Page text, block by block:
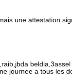
une attestation
beldia,3assel
journee a tous les